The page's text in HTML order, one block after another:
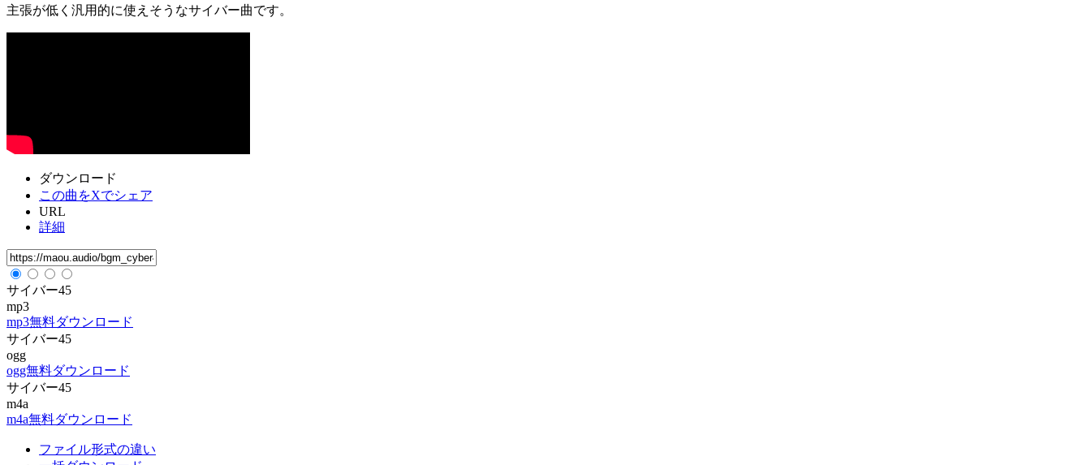
主張が低く汎用的に使えそうなサイバー曲です。
ダウンロード
この曲をXでシェア
URL
詳細
サイバー45
mp3
mp3無料ダウンロード
サイバー45
ogg
ogg無料ダウンロード
サイバー45
m4a
m4a無料ダウンロード
ファイル形式の違い